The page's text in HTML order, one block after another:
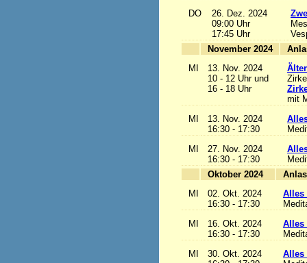
DO
26. Dez. 2024
09:00 Uhr
17:45 Uhr
November 2024
MI
13. Nov. 2024
10 - 12 Uhr und
16 - 18 Uhr
mit
MI
13. Nov. 2024
16:30 - 17:30
MI
27. Nov. 2024
16:30 - 17:30
Oktober 2024
MI
02. Okt. 2024
16:30 - 17:30
Alles
MI
16. Okt. 2024
16:30 - 17:30
Alles
MI
30. Okt. 2024
Alles